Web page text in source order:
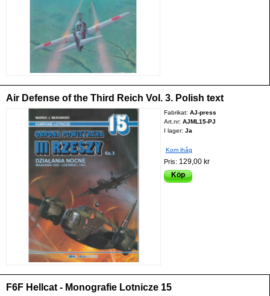
Air Defense of the Third Reich Vol. 3. Polish text
Fabrikat: AJ-press
Art.nr: AJML15-PJ
I lager: Ja
Kom ihåg
Pris: 129,00 kr
Köp
F6F Hellcat - Monografie Lotnicze 15